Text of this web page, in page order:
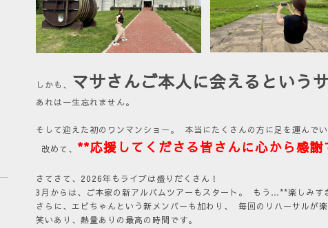
しかも、 マサさんご本人に会えるとい
あれは一生忘れません。
そして迎えた初のワンマンショー。 本当にたくさんの方に足を運んで
改めて、 **応援してくださる皆さんに心から感
さてさて、2026年もライブは盛りだくさん！
3月からは、ご本家の新アルバムツアーもスタート。 もう…**楽しみす
さらに、エビちゃんという新メンバーも加わり、 毎回のリハーサルが
笑いあり、熱量ありの最高の時間です。